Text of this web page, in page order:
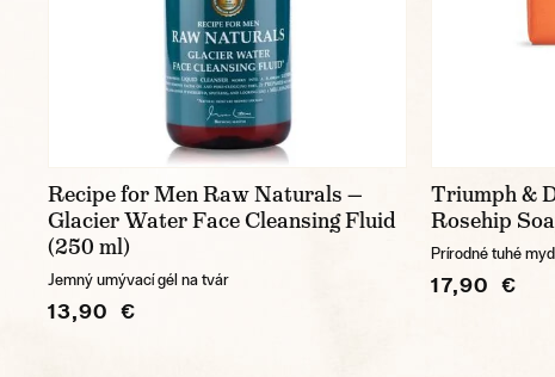
Recipe for Men Raw Naturals —
Glacier Water Face Cleansing Fluid
(250 ml)
Jemný umývací gél na tvár
13,90 €
Triumph &
Rosehip
Prírodné tuhé
17,90 €